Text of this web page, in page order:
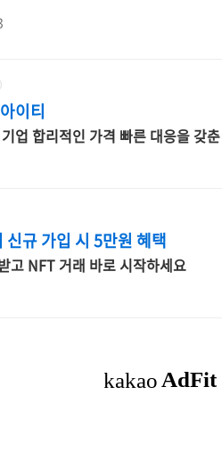
이티
업 합리적인 가격 빠른 대응을 갖
규 가입 시 5만원 혜택
고 NFT 거래 바로 시작하세요